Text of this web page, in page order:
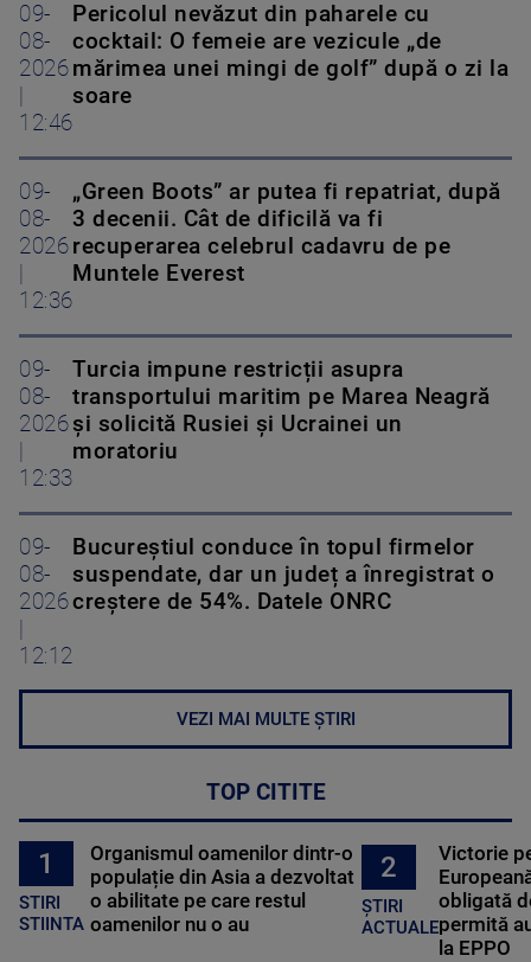
09-
08-
2026
12:46
Pericolul nevăzut din paharele cu
cocktail: O femeie are vezicule „de
mărimea unei mingi de golf” după o zi la
soare
09-
08-
2026
12:36
„Green Boots” ar putea fi repatriat, după
3 decenii. Cât de dificilă va fi
recuperarea celebrul cadavru de pe
Muntele Everest
09-
08-
2026
12:33
Turcia impune restricții asupra
transportului maritim pe Marea Neagră
și solicită Rusiei și Ucrainei un
moratoriu
09-
08-
2026
12:12
Bucureștiul conduce în topul firmelor
suspendate, dar un județ a înregistrat o
creștere de 54%. Datele ONRC
VEZI MAI MULTE ȘTIRI
TOP CITITE
1
STIRI
STIINTA
Organismul oamenilor dintr-o
populație din Asia a dezvoltat
o abilitate pe care restul
oamenilor nu o au
2
ȘTIRI
ACTUALE
Victorie
obligată
permită
la EPPO